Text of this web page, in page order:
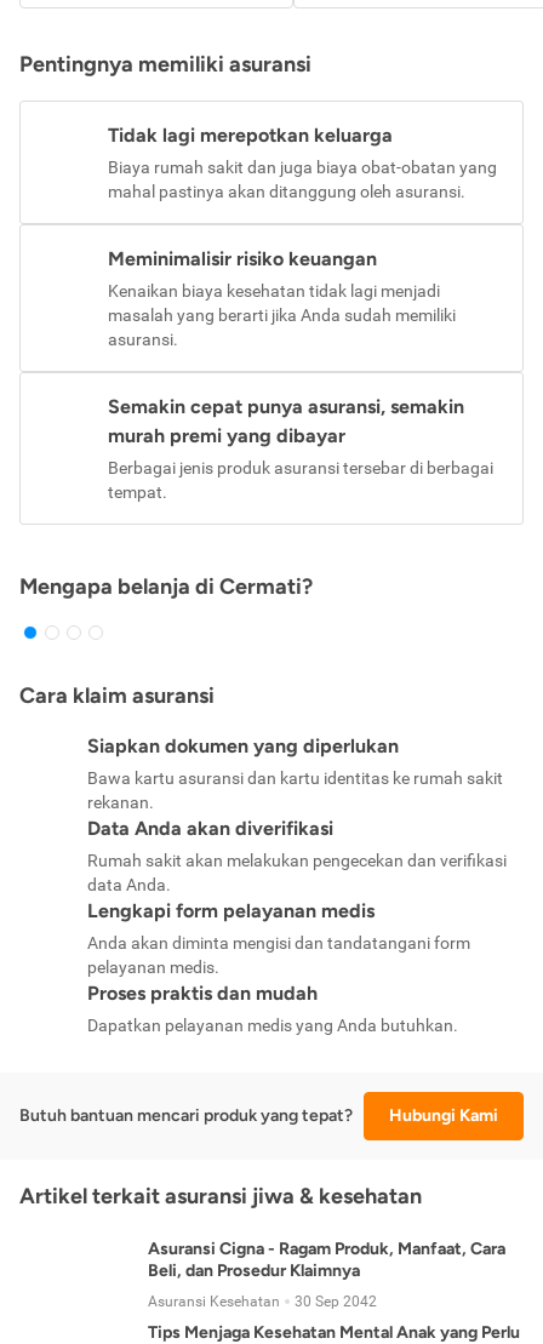
Pentingnya memiliki asuransi
Tidak lagi merepotkan keluarga
Biaya rumah sakit dan juga biaya obat-obatan yang
mahal pastinya akan ditanggung oleh asuransi.
Meminimalisir risiko keuangan
Kenaikan biaya kesehatan tidak lagi menjadi
masalah yang berarti jika Anda sudah memiliki
asuransi.
Semakin cepat punya asuransi, semakin
murah premi yang dibayar
Berbagai jenis produk asuransi tersebar di berbagai
tempat.
Mengapa belanja di Cermati?
Cara klaim asuransi
Siapkan dokumen yang diperlukan
Bawa kartu asuransi dan kartu identitas ke rumah sakit
rekanan.
Data Anda akan diverifikasi
Rumah sakit akan melakukan pengecekan dan verifikasi
data Anda.
Lengkapi form pelayanan medis
Anda akan diminta mengisi dan tandatangani form
pelayanan medis.
Proses praktis dan mudah
Dapatkan pelayanan medis yang Anda butuhkan.
Butuh bantuan mencari produk yang tepat? Hubungi Kami
Artikel terkait asuransi jiwa & kesehatan
Asuransi Cigna - Ragam Produk, Manfaat, Cara
Beli, dan Prosedur Klaimnya
Asuransi Kesehatan 30 Sep 2042
Tips Menjaga Kesehatan Mental Anak yang Perlu